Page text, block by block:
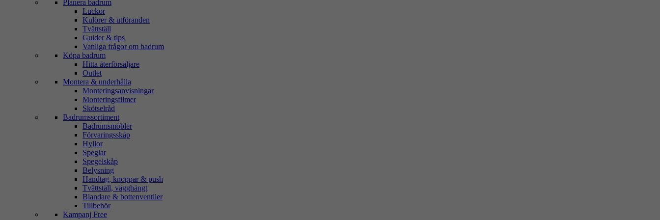
Planera badrum
Luckor
Kulörer & utföranden
Tvättställ
Guider & tips
Vanliga frågor om badrum
Köpa badrum
Hitta återförsäljare
Outlet
Montera & underhålla
Monteringsanvisningar
Monteringsfilmer
Skötselråd
Badrumssortiment
Badrumsmöbler
Förvaringsskåp
Hyllor
Speglar
Spegelskåp
Belysning
Handtag, knoppar & push
Tvättställ, vägghängt
Blandare & bottenventiler
Tillbehör
Kampanj Free